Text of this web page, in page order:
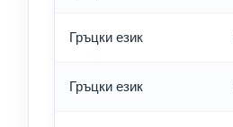
Гръцки език
Гръцки език